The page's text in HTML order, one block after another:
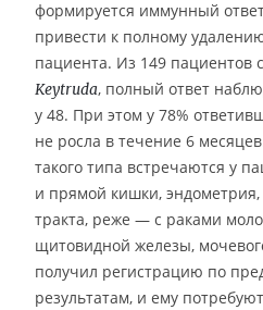
формируется иммунный
привести к полному
пациента. Из 149 пациентов
Keytruda, полный ответ
у 48. При этом у 78%
не росла в течение 6
такого типа встречаются у
и прямой кишки,
тракта, реже — с раками
щитовидной железы,
получил регистрацию по
результатам, и ему